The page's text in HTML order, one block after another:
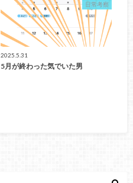
日常考察
2025.5.31
5月が終わった気でいた男